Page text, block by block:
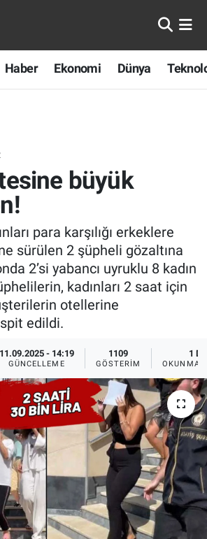
Haber Ekonomi Dünya
büyük
para karşılığı erkeklere
sürülen 2 şüpheli gözaltına
2’si yabancı uyruklu 8 kadın
kadınları 2 saat için
otellerine
edildi.
11.09.2025 - 14:19
GÜNCELLEME
1109
GÖSTERIM
1 DK
OKUNMA
Evreni
Durumu ve Fikstür